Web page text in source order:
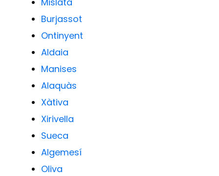
Burjassot
Ontinyent
Aldaia
Manises
Alaquàs
Xàtiva
Xirivella
Sueca
Algemesí
Oliva